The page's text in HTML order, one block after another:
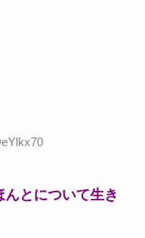
とについて生き